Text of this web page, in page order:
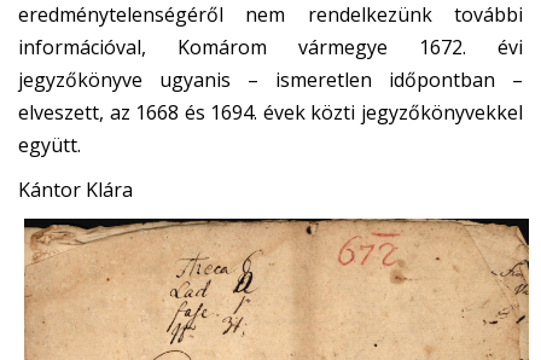
eredménytelenségéről nem rendelkezünk további
információval, Komárom vármegye 1672. évi
jegyzőkönyve ugyanis – ismeretlen időpontban –
elveszett, az 1668 és 1694. évek közti jegyzőkönyvekkel
együtt.
Kántor Klára